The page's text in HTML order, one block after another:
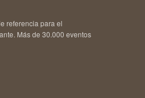
referencia para el
Más de 30.000 eventos